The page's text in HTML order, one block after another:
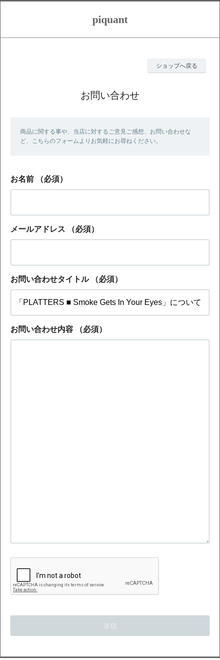
piquant
ショップへ戻る
お問い合わせ
商品に関する事や、当店に対するご意見ご感想、お問い合わせな
ど、こちらのフォームよりお気軽にお尋ねください。
お名前 （必須）
メールアドレス （必須）
お問い合わせタイトル （必須）
お問い合わせ内容 （必須）